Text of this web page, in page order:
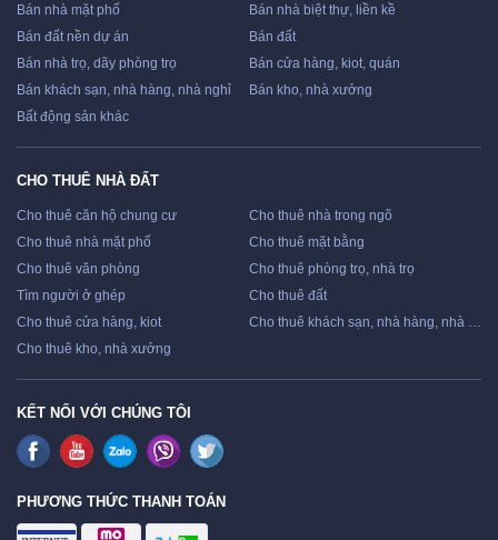
Bán nhà mặt phố
Bán nhà biệt thự, liền kề
Bán đất nền dự án
Bán đất
Bán nhà trọ, dãy phòng trọ
Bán cửa hàng, kiot, quán
Bán khách sạn, nhà hàng, nhà nghỉ
Bán kho, nhà xưởng
Bất động sản khác
CHO THUÊ NHÀ ĐẤT
Cho thuê căn hộ chung cư
Cho thuê nhà trong ngõ
Cho thuê nhà mặt phố
Cho thuê mặt bằng
Cho thuê văn phòng
Cho thuê phòng trọ, nhà trọ
Tìm người ở ghép
Cho thuê đất
Cho thuê cửa hàng, kiot
Cho thuê khách sạn, nhà hàng, nhà nghỉ
Cho thuê kho, nhà xưởng
KẾT NỐI VỚI CHÚNG TÔI
PHƯƠNG THỨC THANH TOÁN